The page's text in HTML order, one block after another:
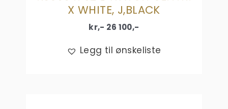
X WHITE, J,BLACK
kr,- 26 100,-
Legg til ønskeliste